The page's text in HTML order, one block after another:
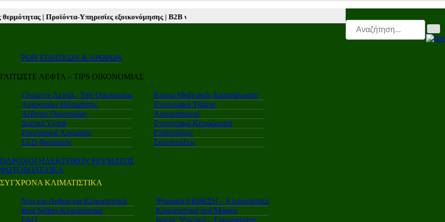
Υπηρεσίες εξοικονόμησης |Β2Β νέα |Autotriti.gr |Mototriti.gr |
ΡΟΗ ΕΙΔΗΣΕΩΝ & ΑΡΘΡΩΝ
ΓΛΙΤΩΣΤΕ ΛΕΦΤΑ – TIPS ΟΙΚΟΝΟΜΙΑΣ
Γλιτώστε Λεφτά - Tips Οικονομίας
Αυτονομίες Θέρμανσης
Λέβητες Οικονομίας
Δομικά Υλικά
Ενεργειακά Χρώματα
LED Φωτισμός
Κτίρια Μηδενικής Κατανάλωσης
Ενεργειακά Τζάμια
Αυτοματισμοί
Ενεργειακά Κουφώματα
Επιδοτήσεις
Συνεντεύξεις
ΠΑΡΟΧΟΙ ΗΛΕΚΤΡΙΚΟΥ ΡΕΥΜΑΤΟΣ
ΦΩΤΟΒΟΛΤΑΙΚΑ
ΣΥΓΧΡΟΝΑ ΚΛΙΜΑΤΙΣΤΙΚΑ
Νέα και Aρθρα για Κλιματιστικά
Best Sellers Κλιματιστικά
FAQ
Ψηφιακή ΕΚΘΕΣΗ – Κλιματιστικά
Κλιματιστικά ανά Μάρκα
Βρείτε Ψυκτικό – Εγκαταστάτη